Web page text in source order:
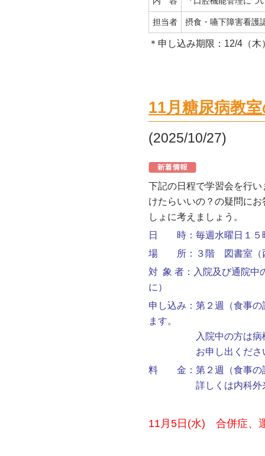
担当者 摂食・嚥下障害看
＊申し込み期限：12/4（木
11月糖尿病教
(2025/10/27)
下記の日程で学習会を行
けたらいいの？の疑問に
しょに考えましょう。
日 時：毎週水曜日１５
場 所：３階 図書室（
対 象 者：入院及び通院中
に）
申し込み：第２週（食事
ます。
入院中の方は病棟看
お申し出くださ
料 金：第２週（食事の
詳しくは内科外来看
11月5日(水) 合併症、